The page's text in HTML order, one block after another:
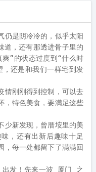
仍是阴冷冷的，似乎太阳
道，还有那透进骨子里的
”的状态过度到“什么时
还是和我们一样宅到发
情刚刚得到控制，可以去
，特色美食，要满足这些
少新发现，曾厝垵里的美
，还有出新后趣味十足
，每一处都留下了满满回
出发！先来一波 厦门 之